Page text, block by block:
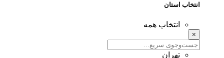
انتخاب استان
انتخاب همه
×
تهران